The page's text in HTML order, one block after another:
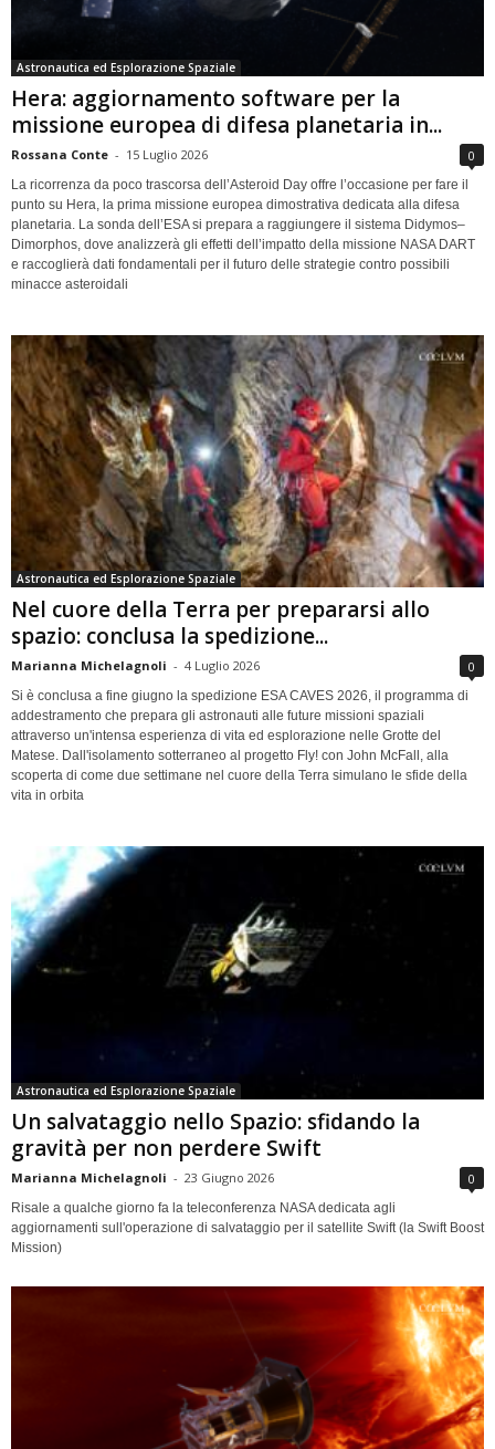
Astronautica ed Esplorazione Spaziale
Hera: aggiornamento software per la
missione europea di difesa planetaria in...
Rossana Conte - 15 Luglio 2026 0
La ricorrenza da poco trascorsa dell’Asteroid Day offre l’occasione per fare il
punto su Hera, la prima missione europea dimostrativa dedicata alla difesa
planetaria. La sonda dell’ESA si prepara a raggiungere il sistema Didymos–
Dimorphos, dove analizzerà gli effetti dell’impatto della missione NASA DART
e raccoglierà dati fondamentali per il futuro delle strategie contro possibili
minacce asteroidali
Astronautica ed Esplorazione Spaziale
Nel cuore della Terra per prepararsi allo
spazio: conclusa la spedizione...
Marianna Michelagnoli - 4 Luglio 2026 0
Si è conclusa a fine giugno la spedizione ESA CAVES 2026, il programma di
addestramento che prepara gli astronauti alle future missioni spaziali
attraverso un'intensa esperienza di vita ed esplorazione nelle Grotte del
Matese. Dall'isolamento sotterraneo al progetto Fly! con John McFall, alla
scoperta di come due settimane nel cuore della Terra simulano le sfide della
vita in orbita
Astronautica ed Esplorazione Spaziale
Un salvataggio nello Spazio: sfidando la
gravità per non perdere Swift
Marianna Michelagnoli - 23 Giugno 2026 0
Risale a qualche giorno fa la teleconferenza NASA dedicata agli
aggiornamenti sull'operazione di salvataggio per il satellite Swift (la Swift Boost
Mission)